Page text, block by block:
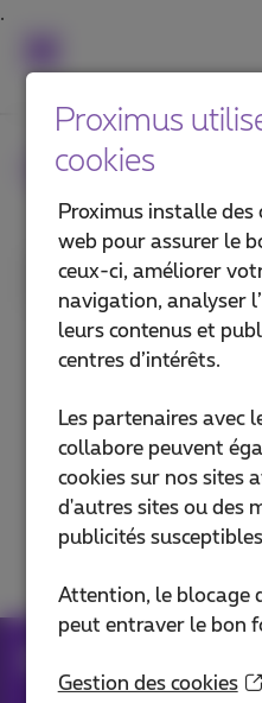
Questions
1. Catégorie
MyProximus Enterprise
L'app Proximus+ pour
Support administratif
contrat
Proximus
cookies
Proximus installe des
web pour assurer le
ceux-ci, améliorer
navigation, analyser
leurs contenus et
centres d’intérêts.
Les partenaires avec
collabore peuvent
cookies sur nos sites
d'autres sites ou des
publicités
Attention, le blocage
peut entraver le bon
Gestion des cookies